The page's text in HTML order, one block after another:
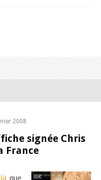
2008
signée Chris
France
que